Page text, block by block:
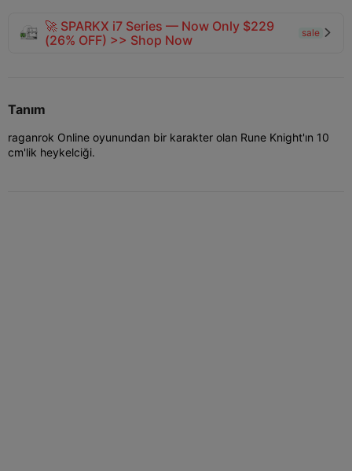
🚀 SPARKX i7 Series — Now Only $229
(26% OFF) >> Shop Now
sale 
Tanım
raganrok Online oyunundan bir karakter olan Rune Knight'ın 10
cm'lik heykelciği.